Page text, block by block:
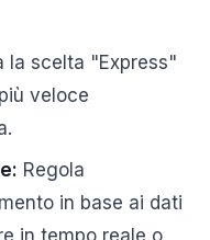
la scelta "Express"
veloce
Regola
in base ai dati
in tempo reale o